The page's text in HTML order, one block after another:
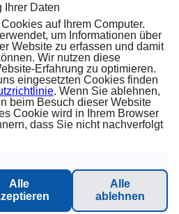
(PDF)
GmbH. All rights reserved.
Ihrer Daten
auf Ihrem Computer.
um Informationen über
Website zu erfassen und damit
Wir nutzen diese
Erfahrung zu optimieren.
eingesetzten Cookies finden
. Wenn Sie ablehnen,
beim Besuch dieser Website
Cookie wird in Ihrem Browser
dass Sie nicht nachverfolgt
Alle
Alle
ablehnen